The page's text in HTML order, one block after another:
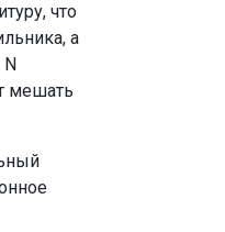
что
а
N
мешать